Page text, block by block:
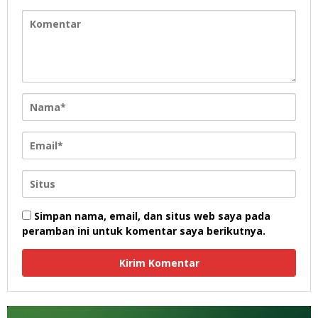
Simpan nama, email, dan situs web saya pada
peramban ini untuk komentar saya berikutnya.